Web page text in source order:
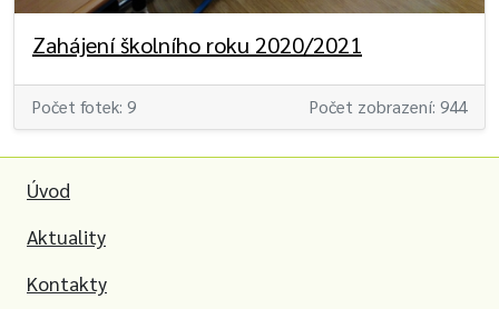
Zahájení školního roku 2020/2021
Počet fotek: 9 Počet zobrazení: 944
Úvod
Aktuality
Kontakty